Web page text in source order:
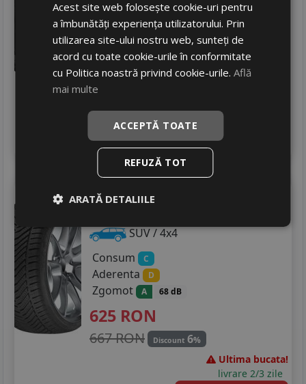
Aderenta
Zgomot B 72 dB
410RON
450 RON
livrare 2/3 zile
Adauga in cos
TaurusAll season suv
SUV / 4x4
Consum
C
Aderenta D
Zgomot A 68 dB
625 RON
667 RON Discount 6%
Ultima bucata!
livrare 2/3 zile
Acest site web folosește cookie-uri pentru
a îmbunătăți experiența utilizatorului. Prin
utilizarea site-ului nostru web, sunteți de
acord cu toate cookie-urile în conformitate
cu Politica noastră privind cookie-urile.Află
mai multe
ACCEPTĂ TOATE
REFUZĂ TOT
ARATĂ DETALIILE